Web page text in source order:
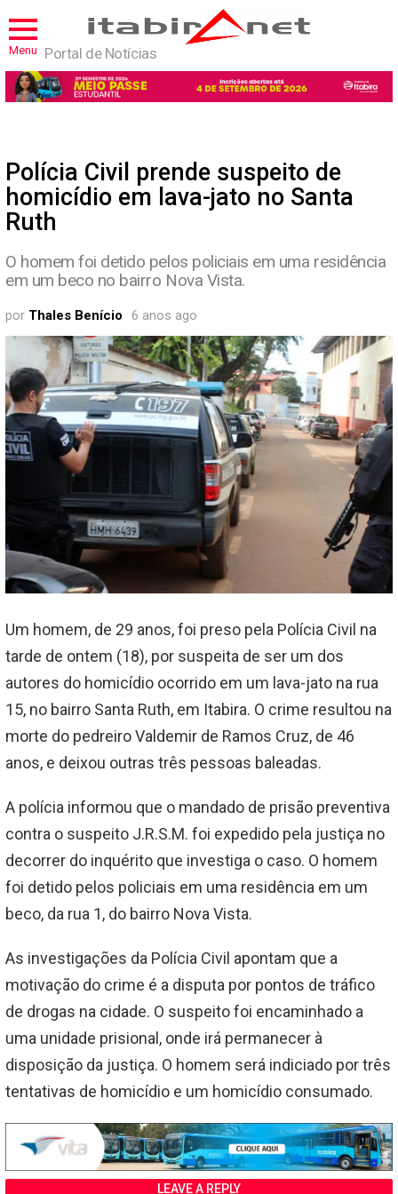
Menu Portal de Notícias
Polícia Civil prende suspeito de
homicídio em lava-jato no Santa
Ruth
O homem foi detido pelos policiais em uma residência
em um beco no bairro Nova Vista.
por Thales Benício 6 anos ago
Um homem, de 29 anos, foi preso pela Polícia Civil na
tarde de ontem (18), por suspeita de ser um dos
autores do homicídio ocorrido em um lava-jato na rua
15, no bairro Santa Ruth, em Itabira. O crime resultou na
morte do pedreiro Valdemir de Ramos Cruz, de 46
anos, e deixou outras três pessoas baleadas.
A polícia informou que o mandado de prisão preventiva
contra o suspeito J.R.S.M. foi expedido pela justiça no
decorrer do inquérito que investiga o caso. O homem
foi detido pelos policiais em uma residência em um
beco, da rua 1, do bairro Nova Vista.
As investigações da Polícia Civil apontam que a
motivação do crime é a disputa por pontos de tráfico
de drogas na cidade. O suspeito foi encaminhado a
uma unidade prisional, onde irá permanecer à
disposição da justiça. O homem será indiciado por três
tentativas de homicídio e um homicídio consumado.
LEAVE A REPLY